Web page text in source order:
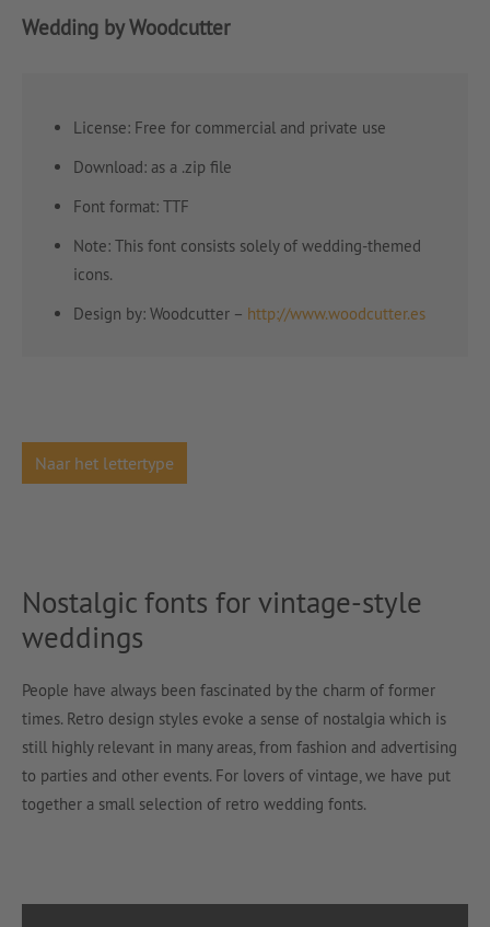
Wedding by Woodcutter
License: Free for commercial and private use
Download: as a .zip file
Font format: TTF
Note: This font consists solely of wedding-themed
icons.
Design by: Woodcutter – http://www.woodcutter.es
Naar het lettertype
Nostalgic fonts for vintage-style
weddings
People have always been fascinated by the charm of former
times. Retro design styles evoke a sense of nostalgia which is
still highly relevant in many areas, from fashion and advertising
to parties and other events. For lovers of vintage, we have put
together a small selection of retro wedding fonts.